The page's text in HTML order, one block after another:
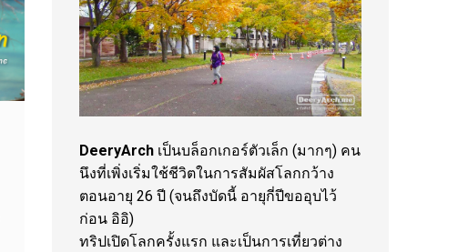
DeeryArch เป็นบล็อกเกอร์ตัวเล็ก (มากๆ) คน
นึงที่เพิ่งเริ่มใช้ชีวิตในการสัมผัสโลกกว้าง
ตอนอายุ 26 ปี (จนถึงบัดนี้ อายุกี่ปีขออุบไว้
ก่อน อิอิ)
ทริปเปิดโลกครั้งแรก และเป็นการเที่ยวต่าง